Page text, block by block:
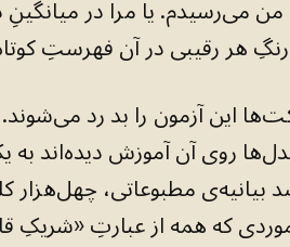
می‌رسیدم. یا مرا در
رنگِ هر رقیبی در آن فهرستِ
این آزمون را بد رد
روی آن آموزش دیده‌اند به
بیانیه‌ی مطبوعاتی،
که همه از عبارتِ «شریکِ